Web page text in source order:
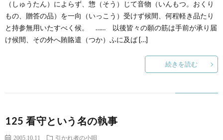
（しゅうたん）によらず、惣（そう）じて音物（いんもつ。おくり
もの、贈答の品）を一向（いっこう）受けず候間、何程軽き品たり
と持参無用いたすべく候。 …… 以後皆々の願の筋は手前が承り届
け候間、その外へ賄賂遣（つか）ふに及ば […]
続きを読む
125 看守という名の執事
2005.10.11 引かれ者の小唄